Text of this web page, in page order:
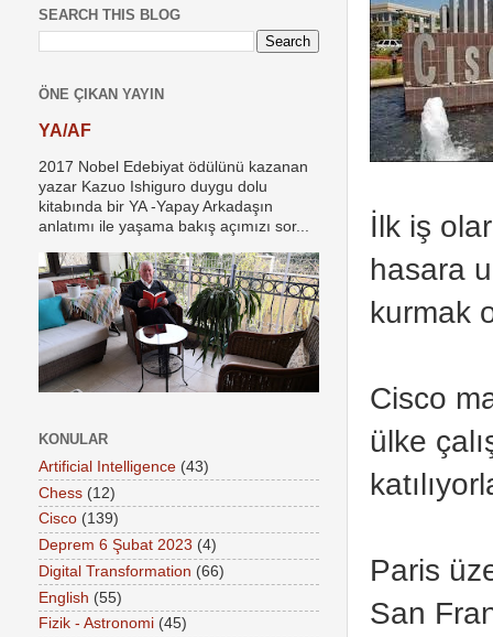
İlk iş
hasara
kurmak
Cisco
ülke
Paris
San
SEARCH THIS BLOG
ÖNE ÇIKAN YAYIN
YA/AF
2017 Nobel Edebiyat ödülünü kazanan
yazar Kazuo Ishiguro duygu dolu
kitabında bir YA -Yapay Arkadaşın
anlatımı ile yaşama bakış açımızı sor...
KONULAR
Artificial Intelligence (43)
Chess (12)
Cisco (139)
Deprem 6 Şubat 2023 (4)
Digital Transformation (66)
English (55)
Fizik - Astronomi (45)